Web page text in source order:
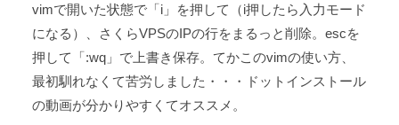
vimで開いた状態で「i」を押して（i押したら入力モード
になる）、さくらVPSのIPの行をまるっと削除。escを
押して「:wq」で上書き保存。てかこのvimの使い方、
最初馴れなくて苦労しました・・・ドットインストール
の動画が分かりやすくてオススメ。